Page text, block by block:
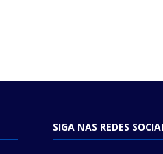
SIGA NAS REDES